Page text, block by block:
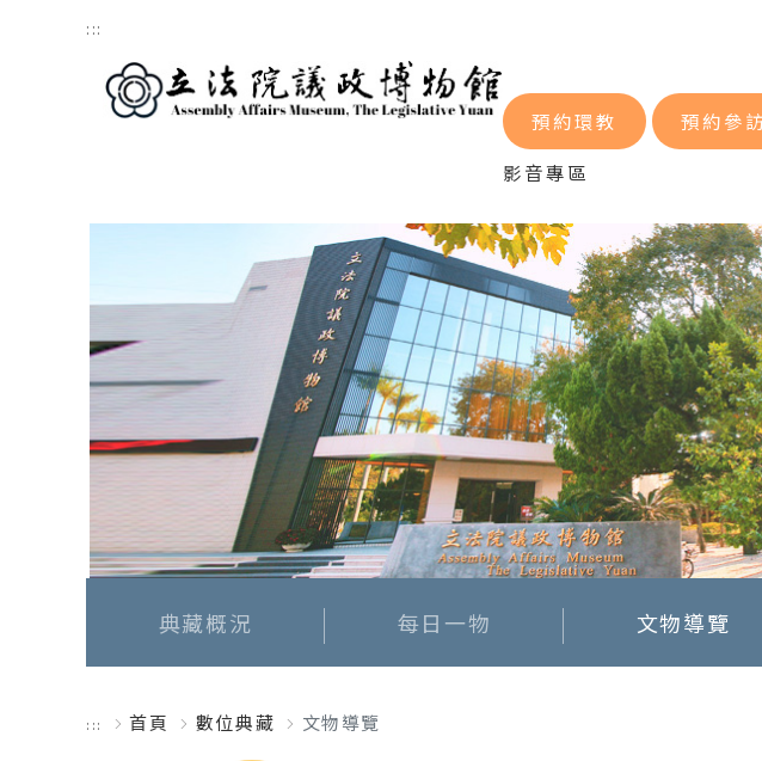
跳到主要內容區塊
:::
預約環教 預約參訪
影音專區
典藏概況 每日一物 文物導覽
::: 首頁 數位典藏 文物導覽